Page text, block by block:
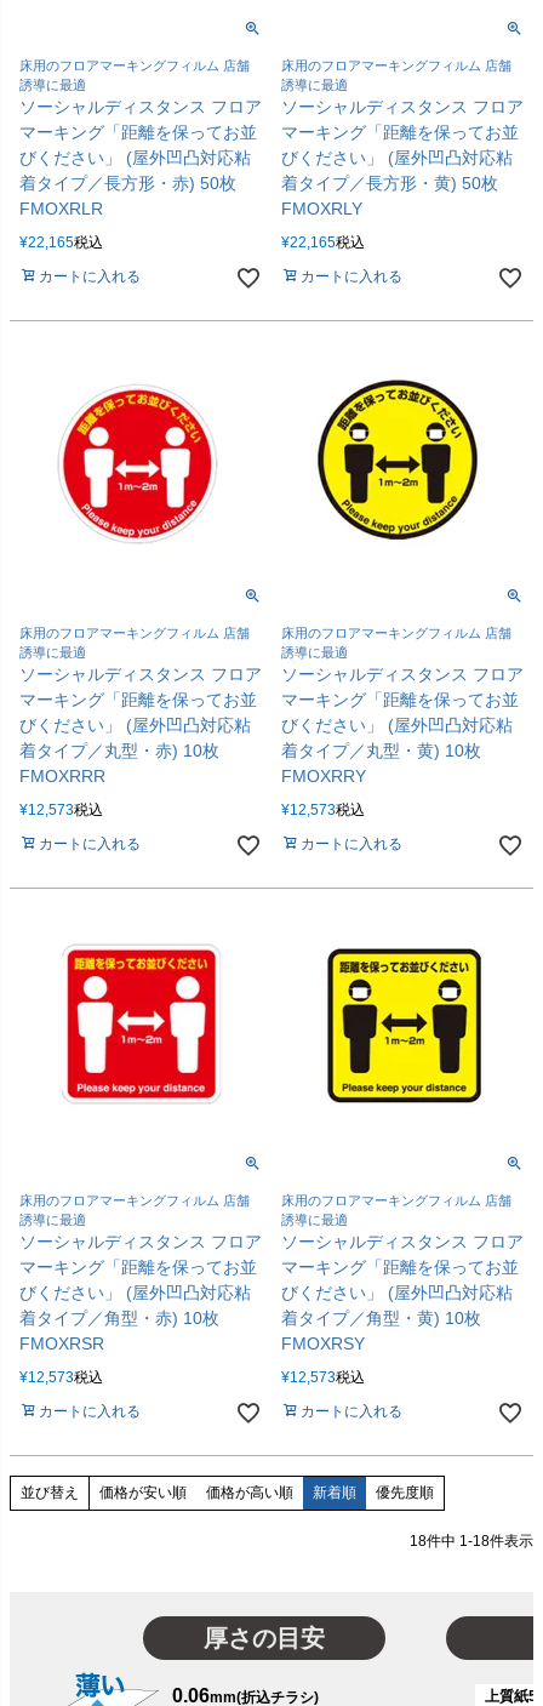
床用のフロアマーキングフィルム 店舗
誘導に最適
ソーシャルディスタンス フロア
マーキング「距離を保ってお並
びください」 (屋外凹凸対応粘
着タイプ／長方形・赤) 50枚
FMOXRLR
¥22,165税込
カートに入れる
床用のフロアマーキングフィルム 店舗
誘導に最適
ソーシャルディスタンス フロア
マーキング「距離を保ってお並
びください」 (屋外凹凸対応粘
着タイプ／長方形・黄) 50枚
FMOXRLY
¥22,165税込
カートに入れる
床用のフロアマーキングフィルム 店舗
誘導に最適
ソーシャルディスタンス フロア
マーキング「距離を保ってお並
びください」 (屋外凹凸対応粘
着タイプ／丸型・赤) 10枚
FMOXRRR
¥12,573税込
カートに入れる
床用のフロアマーキングフィルム 店舗
誘導に最適
ソーシャルディスタンス フロア
マーキング「距離を保ってお並
びください」 (屋外凹凸対応粘
着タイプ／丸型・黄) 10枚
FMOXRRY
¥12,573税込
カートに入れる
床用のフロアマーキングフィルム 店舗
誘導に最適
ソーシャルディスタンス フロア
マーキング「距離を保ってお並
びください」 (屋外凹凸対応粘
着タイプ／角型・赤) 10枚
FMOXRSR
¥12,573税込
カートに入れる
床用のフロアマーキングフィルム 店舗
誘導に最適
ソーシャルディスタンス フロア
マーキング「距離を保ってお並
びください」 (屋外凹凸対応粘
着タイプ／角型・黄) 10枚
FMOXRSY
¥12,573税込
カートに入れる
並び替え 価格が安い順 価格が高い順 新着順 優先度順
18件中 1 -18件表示
厚さの目安
0.06mm(折込チラシ) 上質紙